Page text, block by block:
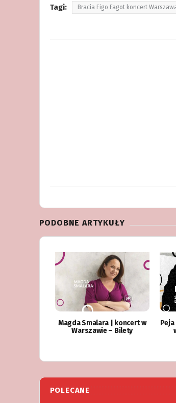
Tagi: Bracia Figo Fagot koncert
PODOBNE ARTYKUŁY
Magda Smalara | koncert w
Warszawie – Bilety
POLECANE